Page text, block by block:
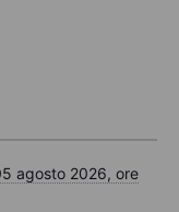
agosto 2026, ore